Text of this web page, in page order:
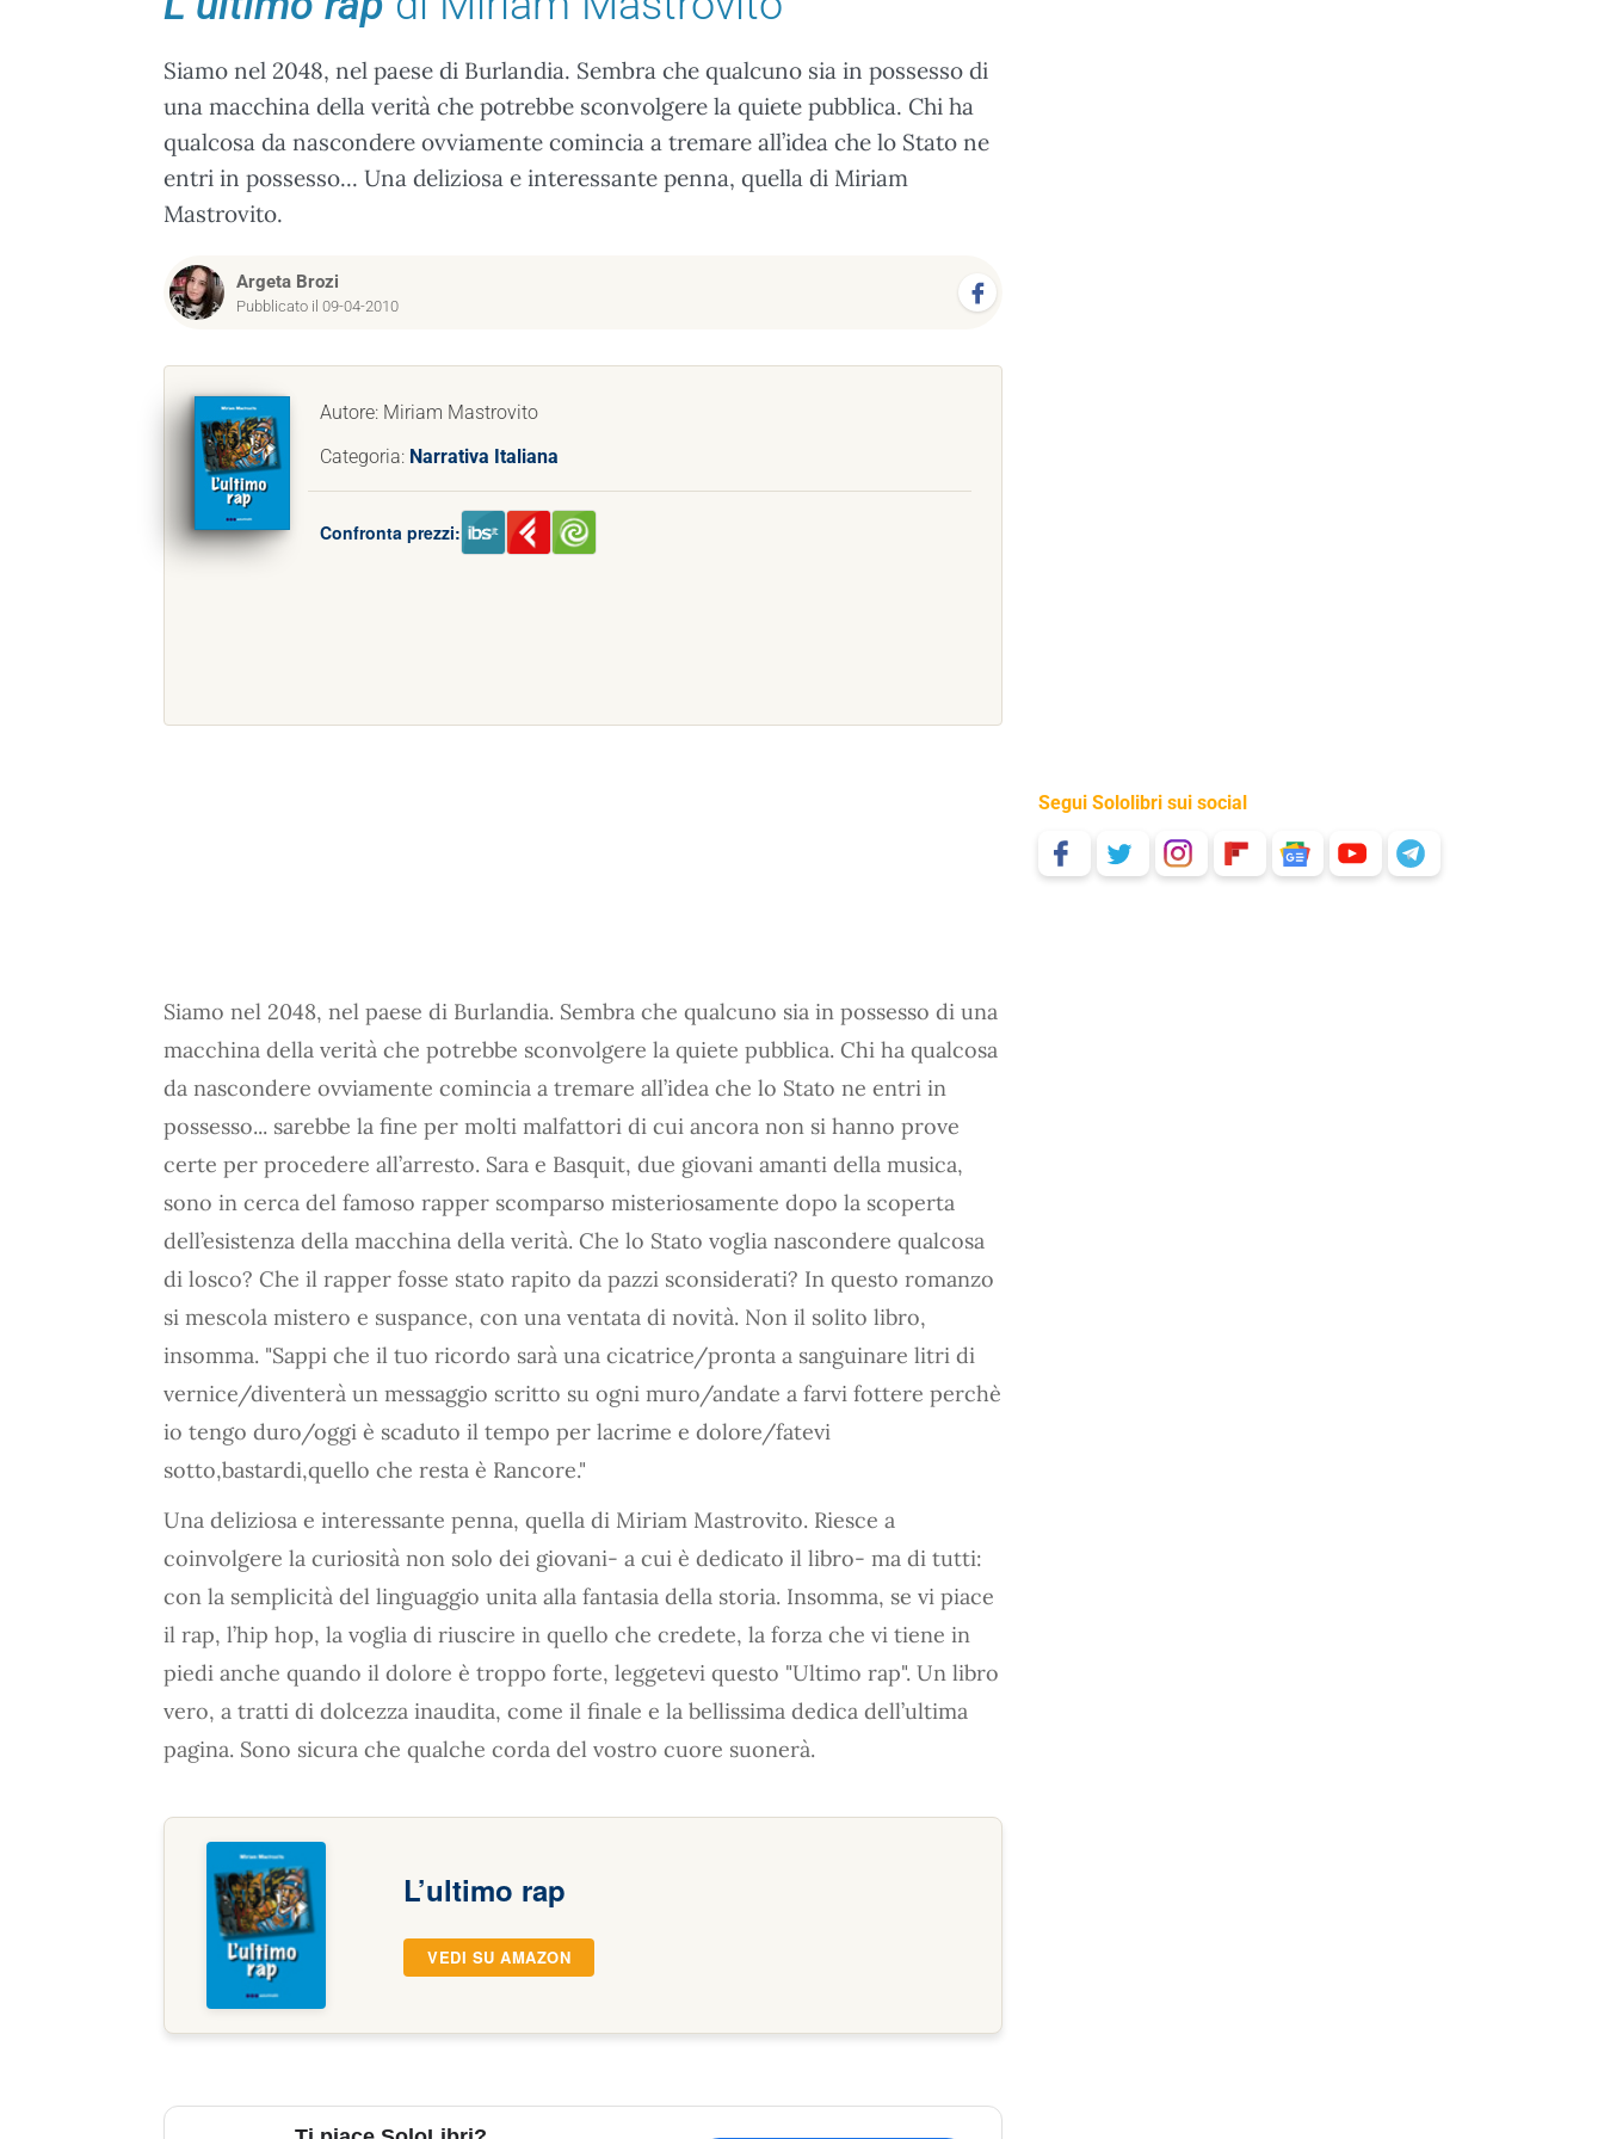
Siamo nel 2048, nel paese di Burlandia. Sembra che qualcuno sia in possesso di
una macchina della verità che potrebbe sconvolgere la quiete pubblica. Chi ha
qualcosa da nascondere ovviamente comincia a tremare all’idea che lo Stato ne
entri in possesso... Una deliziosa e interessante penna, quella di Miriam
Mastrovito.
Argeta Brozi
Pubblicato il 09-04-2010
Autore: Miriam Mastrovito
Categoria: Narrativa Italiana
Confronta prezzi:
Siamo nel 2048, nel paese di Burlandia. Sembra che qualcuno sia in possesso di una
macchina della verità che potrebbe sconvolgere la quiete pubblica. Chi ha qualcosa
da nascondere ovviamente comincia a tremare all’idea che lo Stato ne entri in
possesso... sarebbe la fine per molti malfattori di cui ancora non si hanno prove
certe per procedere all’arresto. Sara e Basquit, due giovani amanti della musica,
sono in cerca del famoso rapper scomparso misteriosamente dopo la scoperta
dell’esistenza della macchina della verità. Che lo Stato voglia nascondere qualcosa
di losco? Che il rapper fosse stato rapito da pazzi sconsiderati? In questo romanzo
si mescola mistero e suspance, con una ventata di novità. Non il solito libro,
insomma. "Sappi che il tuo ricordo sarà una cicatrice/pronta a sanguinare litri di
vernice/diventerà un messaggio scritto su ogni muro/andate a farvi fottere perchè
io tengo duro/oggi è scaduto il tempo per lacrime e dolore/fatevi
sotto,bastardi,quello che resta è Rancore."
Una deliziosa e interessante penna, quella di Miriam Mastrovito. Riesce a
coinvolgere la curiosità non solo dei giovani- a cui è dedicato il libro- ma di tutti:
con la semplicità del linguaggio unita alla fantasia della storia. Insomma, se vi piace
il rap, l’hip hop, la voglia di riuscire in quello che credete, la forza che vi tiene in
piedi anche quando il dolore è troppo forte, leggetevi questo "Ultimo rap". Un libro
vero, a tratti di dolcezza inaudita, come il finale e la bellissima dedica dell’ultima
pagina. Sono sicura che qualche corda del vostro cuore suonerà.
L’ultimo rap
VEDI SU AMAZON
Segui Sololibri sui social